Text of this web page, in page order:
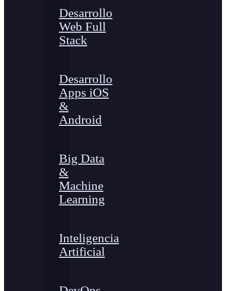
Desarrollo
Web Full
Stack
Desarrollo
Apps iOS
&
Android
Big Data
&
Machine
Learning
Inteligencia
Artificial